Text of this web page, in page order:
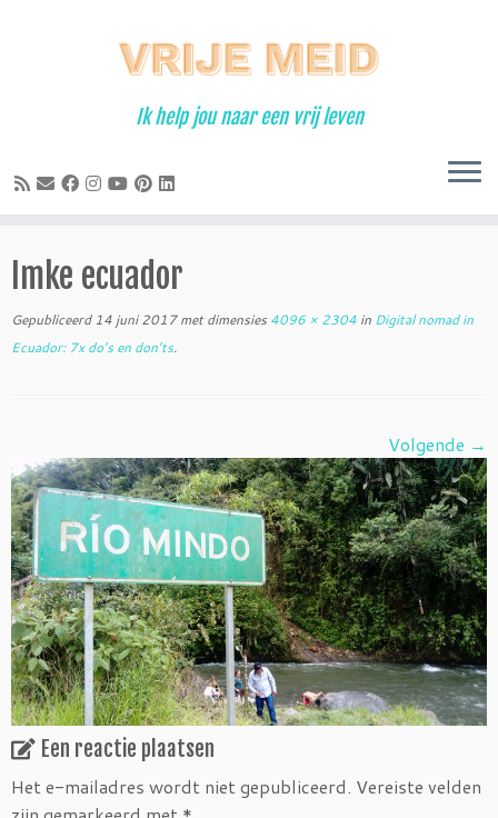
Ik help jou naar een vrij leven
Imke ecuador
Gepubliceerd 14 juni 2017met dimensies 4096 × 2304 in Digital nomad in
Ecuador: 7x do’s en don’ts.
Volgende →
Een reactie plaatsen
Het e-mailadres wordt niet gepubliceerd. Vereiste velden